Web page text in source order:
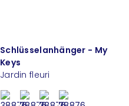
Schlüsselanhänger - My
Keys
Jardin fleuri